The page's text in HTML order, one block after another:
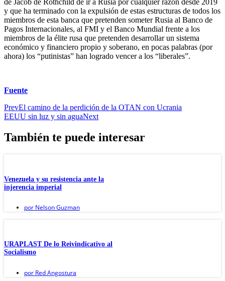
y que ha terminado con la expulsión de estas estructuras de todos los
miembros de esta banca que pretenden someter Rusia al Banco de
Pagos Internacionales, al FMI y el Banco Mundial frente a los
miembros de la élite rusa que pretenden desarrollar un sistema
económico y financiero propio y soberano, en pocas palabras (por
ahora) los “putinistas” han logrado vencer a los “liberales”.
Fuente
PrevEl camino de la perdición de la OTAN con Ucrania
EEUU sin luz y sin aguaNext
También te puede interesar
Venezuela y su resistencia ante la
injerencia imperial
por Nelson Guzman
URAPLAST De lo Reivindicativo al
Socialismo
por Red Angostura